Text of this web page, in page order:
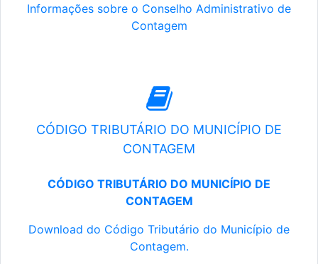
Informações sobre o Conselho Administrativo de
Contagem
CÓDIGO TRIBUTÁRIO DO MUNICÍPIO DE
CONTAGEM
CÓDIGO TRIBUTÁRIO DO MUNICÍPIO DE
CONTAGEM
Download do Código Tributário do Município de
Contagem.